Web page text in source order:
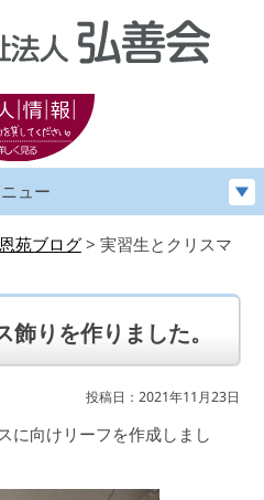
ュー
苑ブログ> 実習生とクリスマ
りを作りました。
投稿日：2021年11月23日
に向けリーフを作成しまし